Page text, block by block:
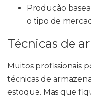
Produção
o tipo de
Técnicas de
Muitos profissionais
técnicas de
estoque. Mas que